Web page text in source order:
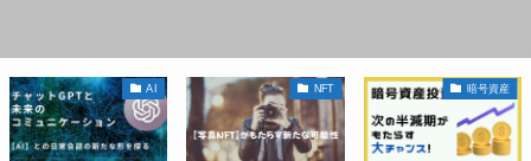
AI NFT 暗号資産